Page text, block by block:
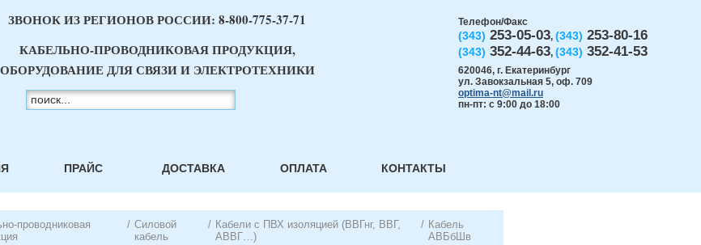
Телефон/Факс
(343) 253-05-03, (343) 253-80-16
(343) 352-44-63, (343) 352-41-53
620046, г. Екатеринбург
ул. Завокзальная 5, оф. 709
optima-nt@mail.ru
пн-пт: с 9:00 до 18:00
ЗВОНОК ИЗ РЕГИОНОВ РОССИИ: 8-800-775-37-71
КАБЕЛЬНО-ПРОВОДНИКОВАЯ ПРОДУКЦИЯ,
ОБОРУДОВАНИЕ ДЛЯ СВЯЗИ И ЭЛЕКТРОТЕХНИКИ
ПРАЙС ДОСТАВКА ОПЛАТА КОНТАКТЫ
проводниковая
/ Силовой
кабель
/ Кабели с ПВХ изоляцией (ВВГнг, ВВГ,
АВВГ…)
/ Кабель
АВБбШв